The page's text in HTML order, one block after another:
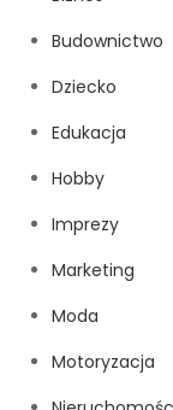
Budownictwo
Dziecko
Edukacja
Hobby
Imprezy
Marketing
Moda
Motoryzacja